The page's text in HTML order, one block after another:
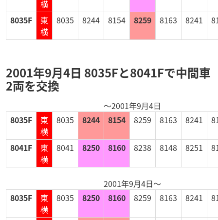
横
8035F
東
横
8035 8244 8154 8259 8163 8241
2001年9月4日 8035Fと8041Fで中間車
2両を交換
～2001年9月4日
8035F
東
横
8035 8244 8154 8259 8163 8241
8041F
東
横
8041 8250 8160 8238 8148 8251
2001年9月4日～
8035F
東
横
8035 8250 8160 8259 8163 8241